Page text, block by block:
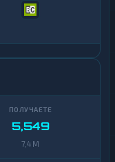
5,549
7,4 M